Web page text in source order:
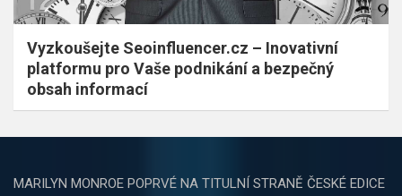
Vyzkoušejte Seoinfluencer.cz – Inovativní
platformu pro Vaše podnikání a bezpečný
obsah informací
MARILYN MONROE POPRVÉ NA TITULNÍ STRANĚ ČESKÉ EDICE